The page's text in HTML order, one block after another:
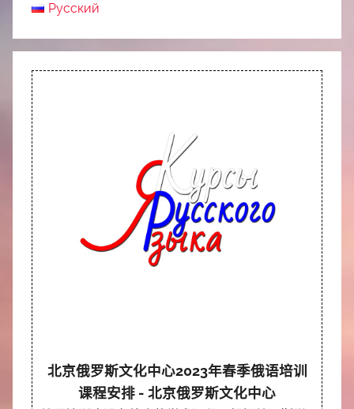
Русский
北京俄罗斯文化中心2023年春季俄语培训
课程安排 - 北京俄罗斯文化中心